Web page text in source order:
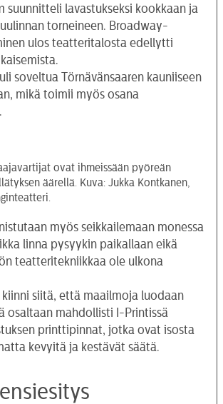
suunnitteli lavastukseksi kookkaan ja
torneineen. Broadway-
ulos teatteritalosta edellytti
soveltua Törnävänsaaren kauniiseen
mikä toimii myös osana
ovat ihmeissään pyöreän
äärellä. Kuva: Jukka Kontkanen,
myös seikkailemaan monessa
linna pysyykin paikallaan eikä
teatteritekniikkaa ole ulkona
siitä, että maailmoja luodaan
osaltaan mahdollisti I-Printissä
printtipinnat, jotka ovat isosta
kevyitä ja kestävät säätä.